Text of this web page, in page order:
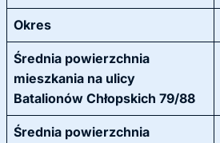
Okres
Średnia powierzchnia
mieszkania na ulicy
Batalionów Chłopskich 79/88
Średnia powierzchnia